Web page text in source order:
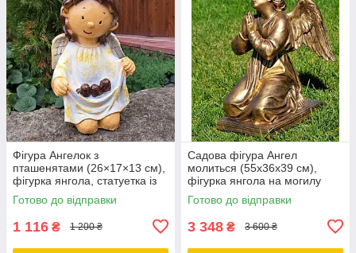
Фігура Ангелок з
пташенятами (26×17×13 см),
фігурка янгола, статуетка із
полістоуну
Готово до відправки
1 116 ₴ 1 200 ₴
Садова фігура Ангел
молиться (55х36х39 см),
фігурка янгола на могилу
Готово до відправки
3 348 ₴ 3 600 ₴